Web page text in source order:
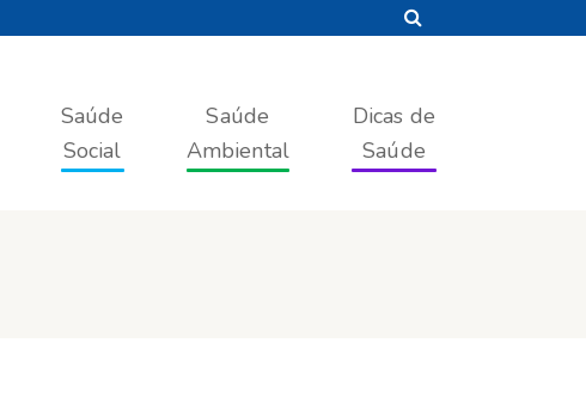
Saúde
Social
Saúde
Ambiental
Dicas de
Saúde